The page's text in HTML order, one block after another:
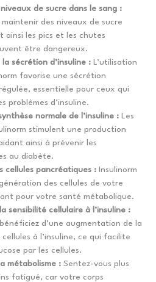
de sucre dans le sang :
des niveaux de sucre
ainsi les pics et les chutes
être dangereux.
sécrétion d’insuline : L’utilisation
favorise une sécrétion
essentielle pour ceux qui
problèmes d’insuline.
normale de l’insuline : Les
stimulent une production
ainsi à prévenir les
au diabète.
cellules pancréatiques : Insulinorm
des cellules de votre
pour votre santé métabolique.
sensibilité cellulaire à l’insuline :
d’une augmentation de la
à l’insuline, ce qui facilite
par les cellules.
métabolisme : Sentez-vous plus
fatigué, car votre corps